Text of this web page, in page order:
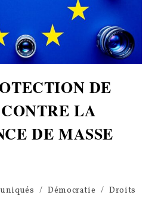
DE
LA
DE MASSE
/ Démocratie / Droits